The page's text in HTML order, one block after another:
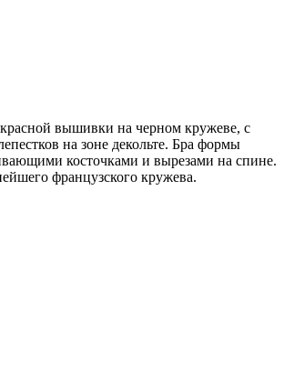
вышивки на черном кружеве, с
на зоне декольте. Бра формы
косточками и вырезами на спине.
французского кружева.